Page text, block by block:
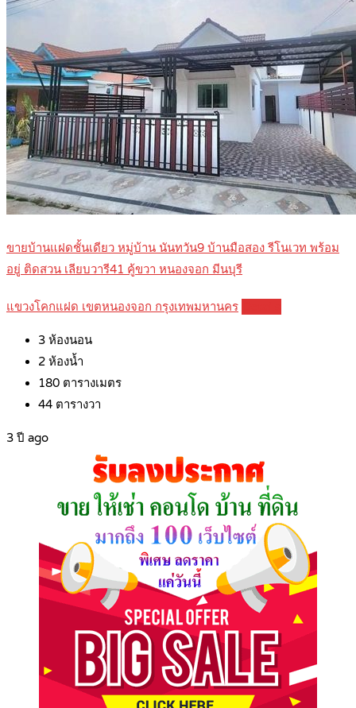
ขายบ้านแฝดชั้นเดียว หมู่บ้าน นันทวัน9 บ้านมือสอง รีโนเวท พร้อม
อยู่ ติดสวน เลียบวารี41 คู้ขวา หนองจอก มีนบุรี
แขวงโคกแฝด เขตหนองจอก กรุงเทพมหานคร
3 ห้องนอน
2 ห้องน้ำ
180 ตารางเมตร
44 ตารางวา
3 ปี ago